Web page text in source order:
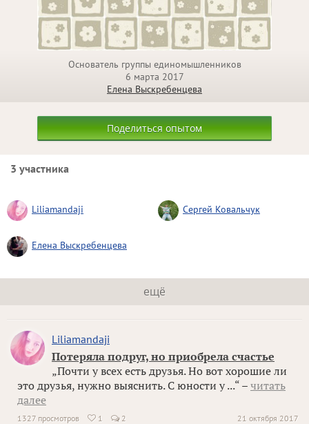
Основатель группы единомышленников
6 марта 2017
Елена Выскребенцева
Поделиться опытом
3 участника
Liliamandaji Сергей Ковальчук
Елена Выскребенцева
ещё
Liliamandaji
Потеряла подруг, но приобрела счастье
„Почти у всех есть друзья. Но вот хорошие ли
это друзья, нужно выяснить. С юности у ...“ – читать
далее
21 октября 2017
1327 просмотров  1 2